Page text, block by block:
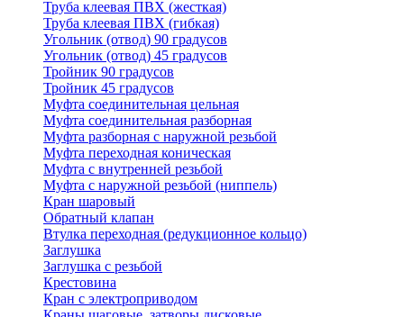
Труба клеевая ПВХ (жесткая)
Труба клеевая ПВХ (гибкая)
Угольник (отвод) 90 градусов
Угольник (отвод) 45 градусов
Тройник 90 градусов
Тройник 45 градусов
Муфта соединительная цельная
Муфта соединительная разборная
Муфта разборная с наружной резьбой
Муфта переходная коническая
Муфта с внутренней резьбой
Муфта с наружной резьбой (ниппель)
Кран шаровый
Обратный клапан
Втулка переходная (редукционное кольцо)
Заглушка
Заглушка с резьбой
Крестовина
Кран с электроприводом